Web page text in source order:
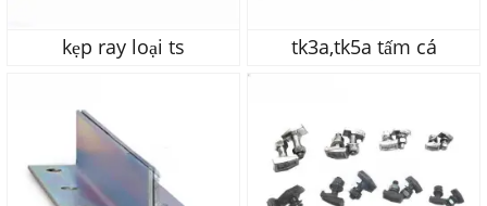
kẹp ray loại ts tk3a,tk5a tấm cá